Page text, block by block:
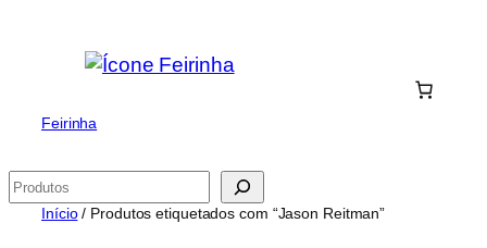
Feirinha
Pesquisar
Início/ Produtos etiquetados com “Jason Reitman”